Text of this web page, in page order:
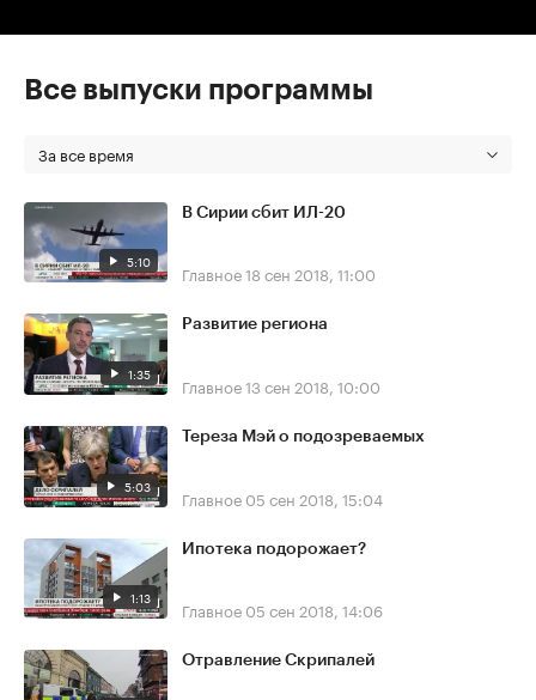
Все выпуски программы
За все время
5:10
В Сирии сбит ИЛ-20
Главное18 сен 2018, 11:00
1:35
Развитие региона
Главное13 сен 2018, 10:00
5:03
Тереза Мэй о подозреваемых
Главное 05 сен 2018, 15:04
1:13
Ипотека подорожает?
Главное 05 сен 2018, 14:06
Отравление Скрипалей